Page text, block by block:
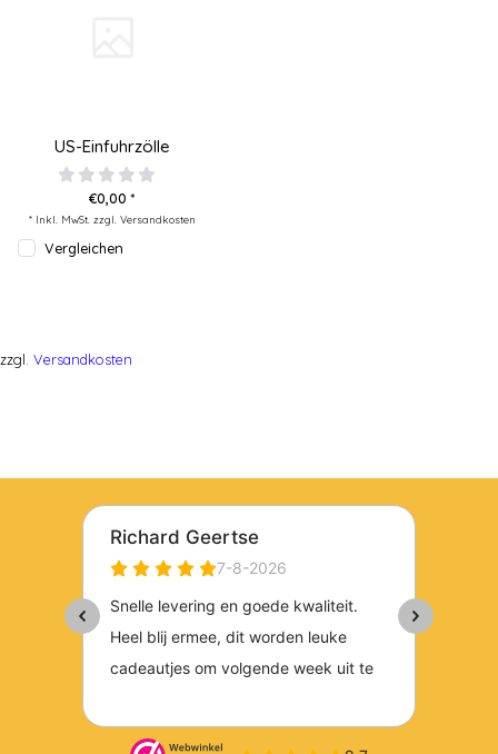
US-Einfuhrzölle
€0,00 *
* Inkl. MwSt. zzgl. Versandkosten
Vergleichen
zzgl. Versandkosten